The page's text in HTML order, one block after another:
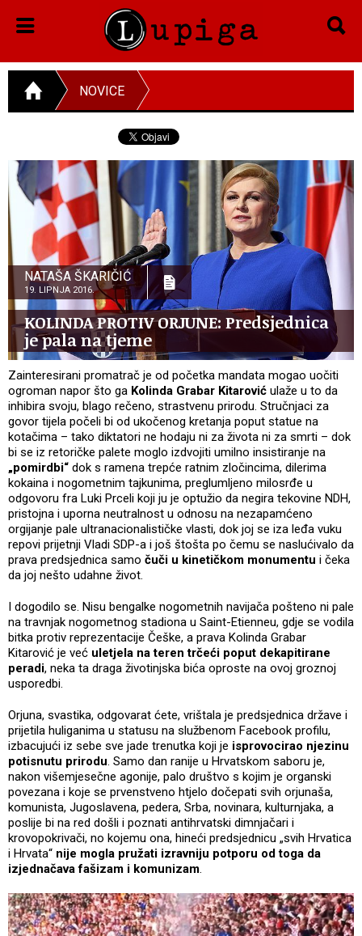
NOVICE
NATAŠA ŠKARIČIĆ
19. LIPNJA 2016.
KOLINDA PROTIV ORJUNE: Predsjednica
je pala na tjeme
Zainteresirani promatrač je od početka mandata mogao uočiti
ogroman napor što ga Kolinda Grabar Kitarović ulaže u to da
inhibira svoju, blago rečeno, strastvenu prirodu. Stručnjaci za
govor tijela počeli bi od ukočenog kretanja poput statue na
kotačima – tako diktatori ne hodaju ni za života ni za smrti – dok
bi se iz retoričke palete moglo izdvojiti umilno insistiranje na
„pomirdbi“ dok s ramena trepće ratnim zločincima, dilerima
kokaina i nogometnim tajkunima, preglumljeno milosrđe u
odgovoru fra Luki Prceli koji ju je optužio da negira tekovine NDH,
pristojna i uporna neutralnost u odnosu na nezapamćeno
orgijanje pale ultranacionalističke vlasti, dok joj se iza leđa vuku
repovi prijetnji Vladi SDP-a i još štošta po čemu se naslućivalo da
prava predsjednica samo čuči u kinetičkom monumentu i čeka
da joj nešto udahne život.
I dogodilo se. Nisu bengalke nogometnih navijača pošteno ni pale
na travnjak nogometnog stadiona u Saint-Etienneu, gdje se vodila
bitka protiv reprezentacije Češke, a prava Kolinda Grabar
Kitarović je već uletjela na teren trčeći poput dekapitirane
peradi, neka ta draga životinjska bića oproste na ovoj groznoj
usporedbi.
Orjuna, svastika, odgovarat ćete, vrištala je predsjednica države i
prijetila huliganima u statusu na službenom Facebook profilu,
izbacujući iz sebe sve jade trenutka koji je isprovocirao njezinu
potisnutu prirodu. Samo dan ranije u Hrvatskom saboru je,
nakon višemjesečne agonije, palo društvo s kojim je organski
povezana i koje se prvenstveno htjelo dočepati svih orjunaša,
komunista, Jugoslavena, pedera, Srba, novinara, kulturnjaka, a
poslije bi na red došli i poznati antihrvatski dimnjačari i
krovopokrivači, no kojemu ona, hineći predsjednicu „svih Hrvatica
i Hrvata“ nije mogla pružati izravniju potporu od toga da
izjednačava fašizam i komunizam.